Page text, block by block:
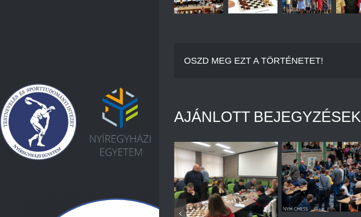
OSZD MEG EZT A TÖRTÉNETET!
AJÁNLOTT BEJEGYZÉSEK